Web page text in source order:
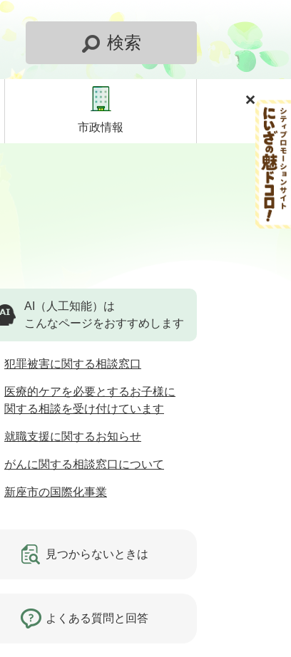
検索
市政情報
AI（人工知能）は
こんなページをおすすめします
犯罪被害に関する相談窓口
医療的ケアを必要とするお子様に
関する相談を受け付けています
就職支援に関するお知らせ
がんに関する相談窓口について
新座市の国際化事業
見つからないときは
よくある質問と回答